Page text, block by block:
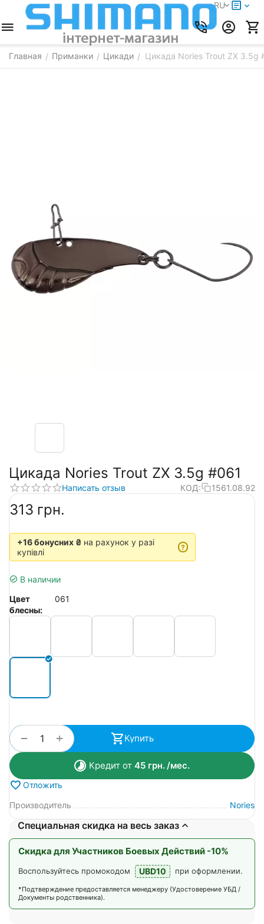
RU
Главная / Приманки / Цикади / Цикада Nories Trout ZX 3.5g
Цикада Nories Trout ZX 3.5g #061
Написать отзыв КОД: 1561.08.92
‍313‍ грн.
+16 бонусних ₴ на рахунок у разі
купівлі
?
В наличии
Цвет
блесны:
061
+
− Купить
Кредит от 45 грн./мес.
Отложить
Производитель
Nories
Специальная скидка на весь заказ
Скидка для Участников Боевых Действий -10%
Воспользуйтесь промокодом UBD10 при оформлении.
*Подтверждение предоставляется менеджеру (Удостоверение УБД /
Документы родственника).